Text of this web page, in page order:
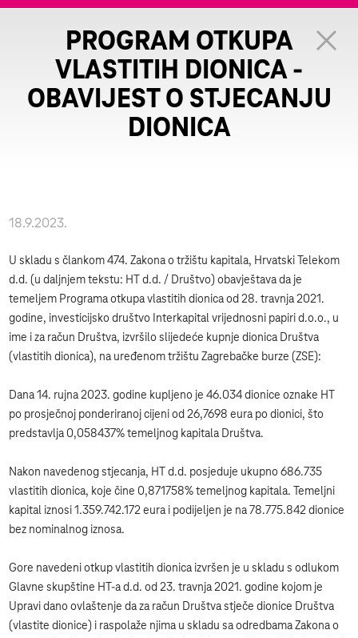
PROGRAM OTKUPA
VLASTITIH DIONICA -
OBAVIJEST O STJECANJU
DIONICA
18.9.2023.
U skladu s člankom 474. Zakona o tržištu kapitala, Hrvatski Telekom
d.d. (u daljnjem tekstu: HT d.d. / Društvo) obavještava da je
temeljem Programa otkupa vlastitih dionica od 28. travnja 2021.
godine, investicijsko društvo Interkapital vrijednosni papiri d.o.o., u
ime i za račun Društva, izvršilo slijedeće kupnje dionica Društva
(vlastitih dionica), na uređenom tržištu Zagrebačke burze (ZSE):
Dana 14. rujna 2023. godine kupljeno je 46.034 dionice oznake HT
po prosječnoj ponderiranoj cijeni od 26,7698 eura po dionici, što
predstavlja 0,058437% temeljnog kapitala Društva.
Nakon navedenog stjecanja, HT d.d. posjeduje ukupno 686.735
vlastitih dionica, koje čine 0,871758% temeljnog kapitala. Temeljni
kapital iznosi 1.359.742.172 eura i podijeljen je na 78.775.842 dionice
bez nominalnog iznosa.
Gore navedeni otkup vlastitih dionica izvršen je u skladu s odlukom
Glavne skupštine HT-a d.d. od 23. travnja 2021. godine kojom je
Upravi dano ovlaštenje da za račun Društva stječe dionice Društva
(vlastite dionice) i raspolaže njima u skladu sa odredbama Zakona o